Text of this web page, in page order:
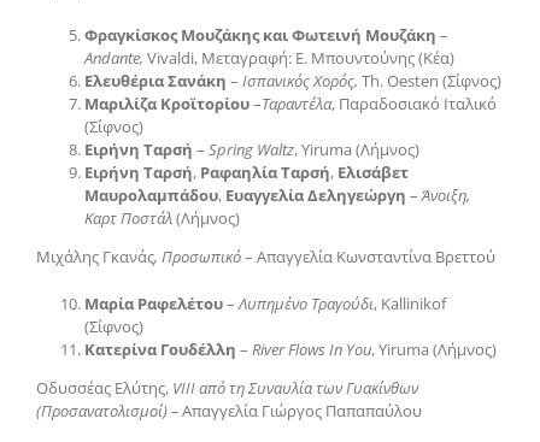
Φραγκίσκος Μουζάκης και Φωτεινή Μουζάκη –
Andante, Vivaldi, Μεταγραφή: Ε. Μπουντούνης (Κέα)
Ελευθέρια Σανάκη – Ισπανικός Χορός, Th. Oesten (Σίφνος)
Μαριλίζα Κροϊτορίου–Ταραντέλα, Παραδοσιακό Ιταλικό
(Σίφνος)
Ειρήνη Ταρσή – Spring Waltz, Yiruma (Λήμνος)
Ειρήνη Ταρσή, Ραφαηλία Ταρσή, Ελισάβετ
Μαυρολαμπάδου, Ευαγγελία Δεληγεώργη –Άνοιξη,
Καρτ Ποστάλ(Λήμνος)
Μιχάλης Γκανάς, Προσωπικό– Απαγγελία Κωνσταντίνα Βρεττού
Μαρία Ραφελέτου–Λυπημένο Τραγούδι, Kallinikof
(Σίφνος)
Κατερίνα Γουδέλλη – River Flows In You, Yiruma (Λήμνος)
Οδυσσέας Ελύτης, VIII από τη Συναυλία των Γυακίνθων
(Προσανατολισμοί) –Απαγγελία Γιώργος Παπαπαύλου